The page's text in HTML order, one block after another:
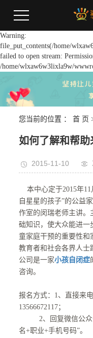
Warning:
file_put_contents(/home/
failed to open stream:
/home/wlxaw6w3lixla9w/
您当前的位置 ：首 页
如何了解和帮
2015-11-10
本中心定于2015年11
自星星的孩子”的公益
作室的闵瑞老师主讲。
础知识，使大众能进一
童家庭干预的重要性和
教育者和社会各界人士
公司是一家小孩自闭症
咨询。
报名方式：1、直接来电
13566672117；
2、回复微信公众号
名+职业+手机号码”。